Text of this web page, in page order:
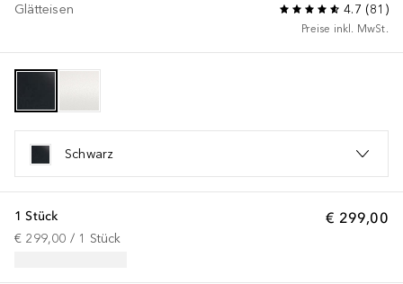
Glätteisen 4.7 (81 )
Preise inkl. MwSt.
Schwarz
€ 299,00
1 Stück
€ 299,00 / 1 Stück